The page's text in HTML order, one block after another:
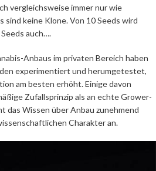
vergleichsweise immer nur wie
sind keine Klone. Von 10 Seeds wird
auch….
Anbaus im privaten Bereich haben
experimentiert und herumgetestet,
am besten erhöht. Einige davon
Zufallsprinzip als an echte Grower-
das Wissen über Anbau zunehmend
Charakter an.